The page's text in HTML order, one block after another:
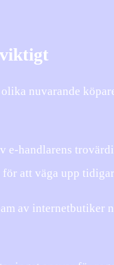
nuvarande
e-handlarens
att väga upp
av